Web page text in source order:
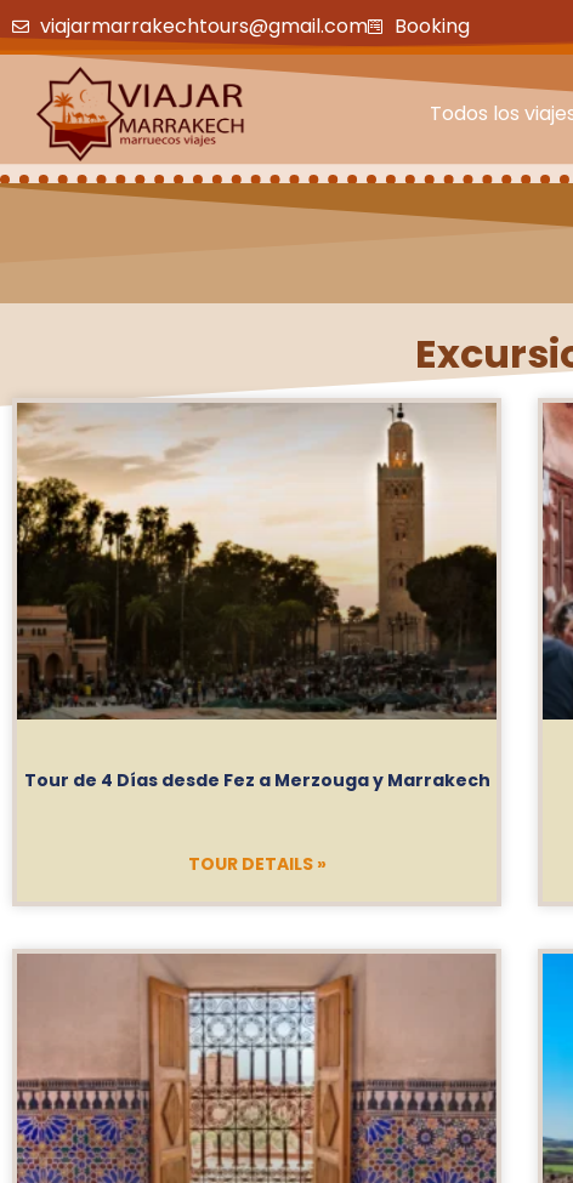
viajarmarrakechtours@gmail.com Booking
Todos los
Tour de 4 Días desde Fez a Merzouga y Marrakech
TOUR DETAILS »